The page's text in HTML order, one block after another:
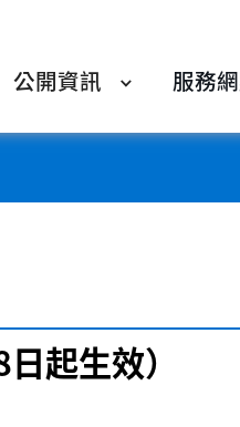
公開資訊 服務
起生效）